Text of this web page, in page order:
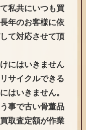
私共にいつも買
年のお客様に依
て対応させて頂
にはいきません
サイクルできる
はいきません。
事で古い骨董品
取査定額が作業